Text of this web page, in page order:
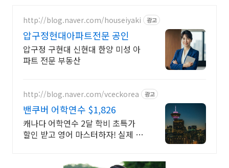
http://blog.naver.com/houseiyaki 광고
압구정현대아파트전문 공인
압구정 구현대 신현대 한양 미성 아
파트 전문 부동산
http://blog.naver.com/vceckorea 광고
밴쿠버 어학연수 $1,826
캐나다 어학연수 2달 학비 초특가
할인 받고 영어 마스터하자! 실제 가